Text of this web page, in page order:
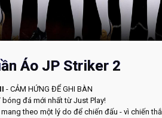
Áo JP Striker 2
- CẢM HỨNG ĐỂ GHI BÀN
đá mới nhất từ Just Play!
theo một lý do để chiến đấu - vì chiến